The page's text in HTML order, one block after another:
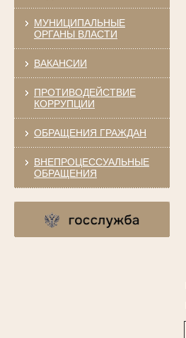
МУНИЦИПАЛЬНЫЕ
ОРГАНЫ ВЛАСТИ
ВАКАНСИИ
ПРОТИВОДЕЙСТВИЕ
КОРРУПЦИИ
ОБРАЩЕНИЯ ГРАЖДАН
ВНЕПРОЦЕССУАЛЬНЫЕ
ОБРАЩЕНИЯ